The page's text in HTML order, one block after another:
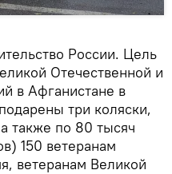
России. Цель
Отечественной и
в Афганистане в
три коляски,
также по 80 тысяч
150 ветеранам
ветеранам Великой